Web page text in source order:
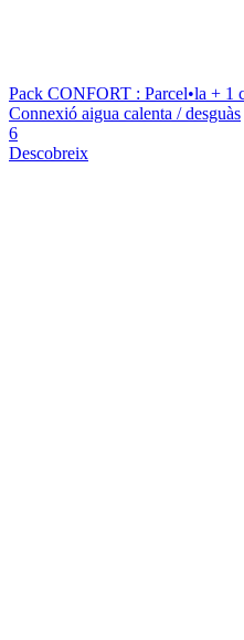
Pack CONFORT : Parcel•la + 1
Connexió aigua calenta / desguàs
6
Descobreix